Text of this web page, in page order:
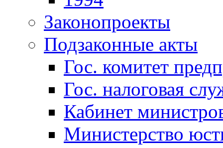
Законопроекты
Подзаконные акты
Гос. комитет
Гос. налоговая
Кабинет
Министерство